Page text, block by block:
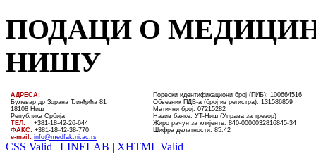
ПОДАЦИ О
НИШУ
AДРЕСА:
Булевар др Зорана Ђинђића 81
18108 Ниш
Република Србија
ТЕЛ: +381-18-42-26-644
ФАКС: +381-18-42-38-770
e-mail: info@medfak.ni.ac.rs
Порески идентификациони број (ПИБ): 100664516
Обвезник ПДВ-а (број из регистра): 131586859
Матични број: 07215282
Назив банке: УT-Ниш (Управа за трезор)
Жиро рачун за клијенте:840-0000032816845-34
Шифра делатности: 85.42
CSS Valid | LINELAB | XHTML Valid